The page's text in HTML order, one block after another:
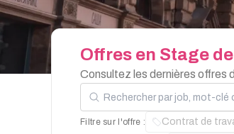
Offres en Stage de
Consultez les dernières offres
Rechercher par job, mot-clé ou
Filtre sur l'offre : Contrat de